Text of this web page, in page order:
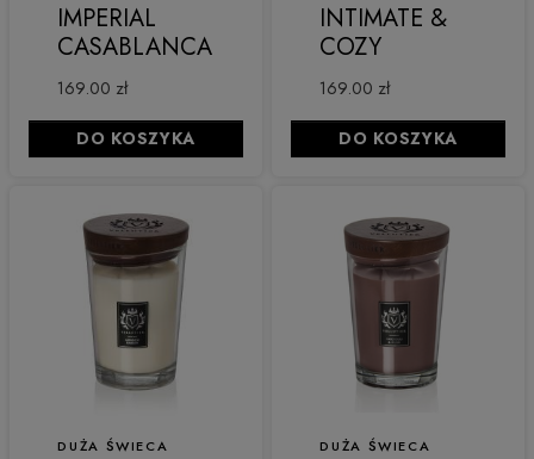
IMPERIAL
CASABLANCA
169.00 zł
DO KOSZYKA
INTIMATE &
COZY
169.00 zł
DO KOSZYKA
DUŻA ŚWIECA DUŻA ŚWIECA